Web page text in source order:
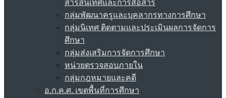
สารสนเทศและการสื่อสาร
กลุ่มพัฒนาครูและบุคลากรทางการศึกษา
กลุ่มนิเทศ ติดตามและประเมินผลการจัดการ
ศึกษา
กลุ่มส่งเสริมการจัดการศึกษา
หน่วยตรวจสอบภายใน
กลุ่มกฎหมายและคดี
อ.ก.ค.ศ. เขตพื้นที่การศึกษา